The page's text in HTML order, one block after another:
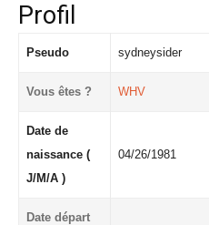
Profil
Pseudo sydneysider
Vous êtes ? WHV
Date de
naissance (
J/M/A )
04/26/1981
Date départ